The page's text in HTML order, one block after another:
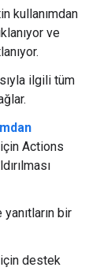
kullanımdan
ve
ilgili tüm
Actions
bir
destek